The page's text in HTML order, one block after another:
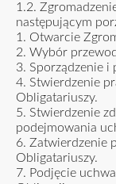
1.2.
następującym
1. Otwarcie
2. Wybór
3. Sporządzenie i
4. Stwierdzenie
Obligatariuszy.
5. Stwierdzenie
podejmowania
6. Zatwierdzenie
Obligatariuszy.
7. Podjęcie